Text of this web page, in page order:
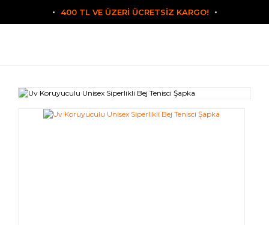
400 TL VE ÜZERİ ÜCRETSİZ KARGO!